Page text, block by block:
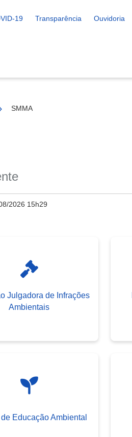
19 Transparência Ouvidoria
SMMA
2026 15h29
Julgadora de Infrações
Ambientais
Educação Ambiental